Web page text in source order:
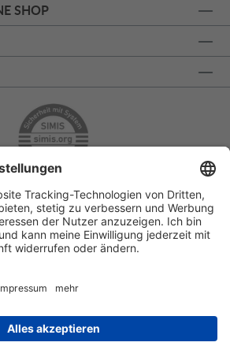
SHOP
JAHRE AM PRINZIPALMARKT
BERATUNG
RÜCKVERSAND